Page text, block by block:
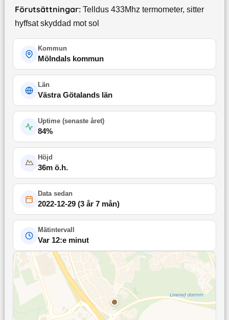
Förutsättningar: Telldus 433Mhz termometer, sitter
hyffsat skyddad mot sol
Kommun
Mölndals kommun
Län
Västra Götalands län
Uptime (senaste året)
84%
Höjd
36m ö.h.
Data sedan
2022-12-29(3 år 7 mån)
Mätintervall
Var 12:e minut